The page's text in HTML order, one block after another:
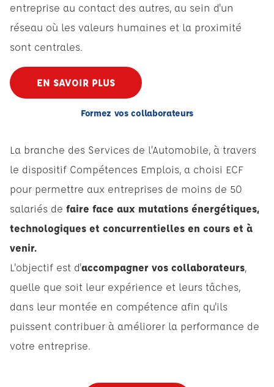
entreprise au contact des autres, au sein d'un
réseau où les valeurs humaines et la proximité
sont centrales.
EN SAVOIR PLUS
Formez vos collaborateurs
La branche des Services de l’Automobile, à travers
le dispositif Compétences Emplois, a choisi ECF
pour permettre aux entreprises de moins de 50
salariés de faire face aux mutations énergétiques,
technologiques et concurrentielles en cours et à
venir.
L'objectif est d'accompagner vos collaborateurs,
quelle que soit leur expérience et leurs tâches,
dans leur montée en compétence afin qu'ils
puissent contribuer à améliorer la performance de
votre entreprise.